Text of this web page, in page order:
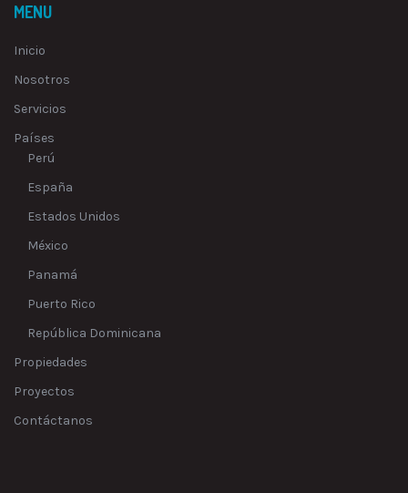
MENU
Inicio
Nosotros
Servicios
Países
Perú
España
Estados Unidos
México
Panamá
Puerto Rico
República Dominicana
Propiedades
Proyectos
Contáctanos